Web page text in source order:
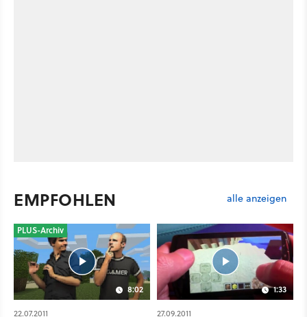
EMPFOHLEN alle anzeigen
8:02
PLUS-Archiv
22.07.2011
1:33
27.09.2011